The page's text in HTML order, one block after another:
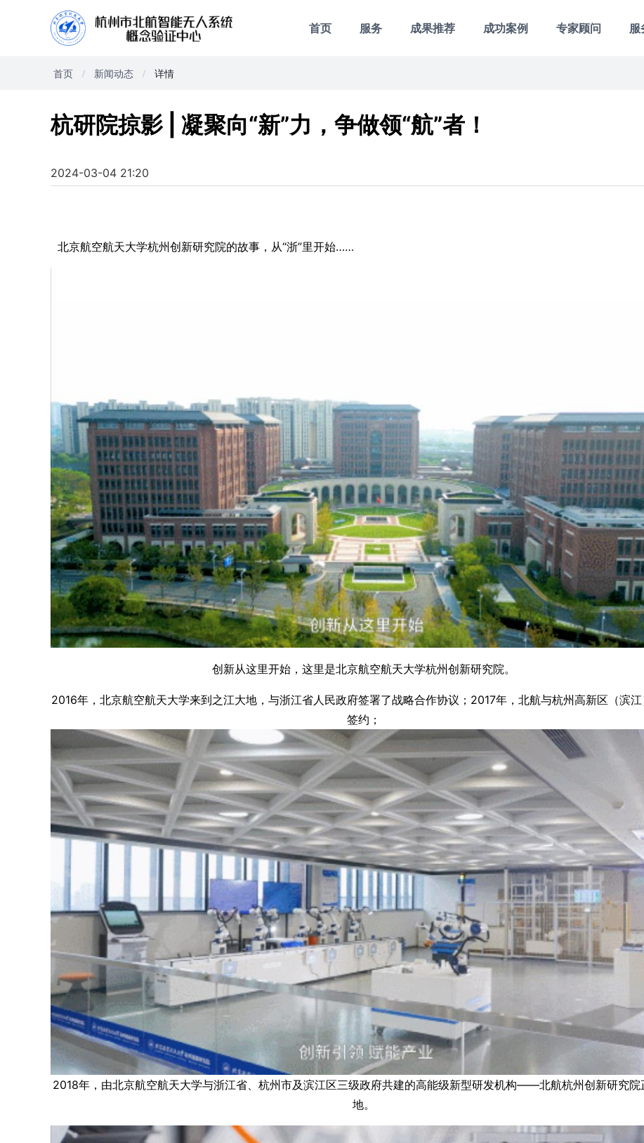
首页 服务 成果推荐 成功案例 专家顾问 服
首页 新闻动态 详情
杭研院掠影 | 凝聚向“新”力，争做领“航”者！
2024-03-04 21:20
北京航空航天大学杭州创新研究院的故事，从“浙”里开始……
创新从这里开始，这里是北京航空航天大学杭州创新研究院。
2016年，北京航空航天大学来到之江大地，与浙江省人民政府签署了战略合作协议；2017年，北航与杭州高新区（滨
签约；
2018年，由北京航空航天大学与浙江省、杭州市及滨江区三级政府共建的高能级新型研发机构——北航杭州创新研究院
地。